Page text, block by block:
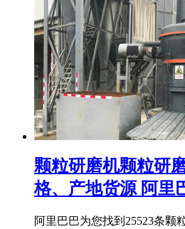
颗粒研磨机颗粒研
格、产地货源 阿里
阿里巴巴为您找到25523条颗